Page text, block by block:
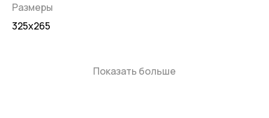
Размеры
325x265
Показать больше